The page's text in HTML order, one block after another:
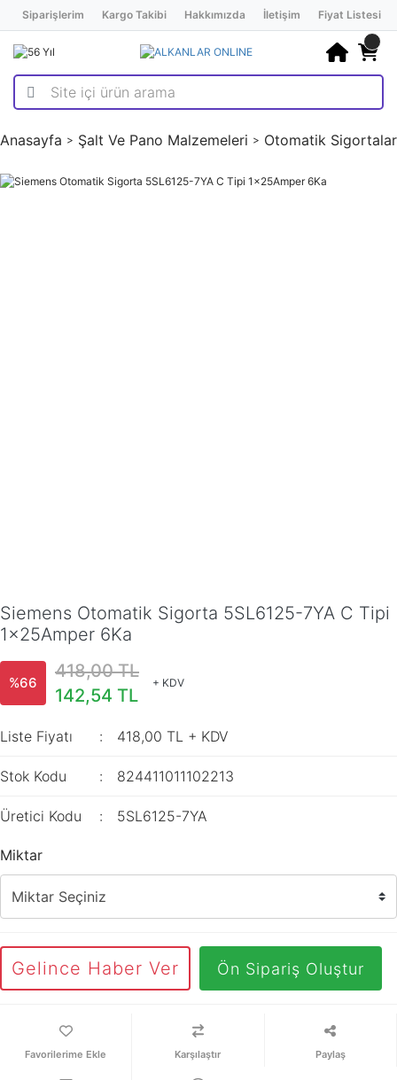
Siparişlerim Kargo Takibi Hakkımızda İletişim Fiyat Listesi
Anasayfa Şalt Ve Pano Malzemeleri Otomatik Sigortalar
Siemens Otomatik Sigorta 5SL6125-7YA C Tipi
1x25Amper 6Ka
%66
418,00 TL
142,54 TL
+ KDV
Liste Fiyatı 418,00 TL + KDV
Stok Kodu 824411011102213
Üretici Kodu 5SL6125-7YA
Miktar
Gelince Haber Ver Ön Sipariş Oluştur
Karşılaştır Paylaş